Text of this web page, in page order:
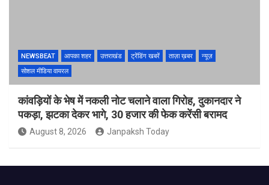
NEWSBEAT आपका शहर उत्तराखंड ट्रेंडिंग खबरें ताज़ा ख़बर
न्यूज़
सोशल मीडिया वायरल
कांवड़ियों के भेष में नकली नोट चलाने वाला गिरोह, दुकानदार ने
पकड़ा, झटका देकर भागे, 30 हजार की फेक करेंसी बरामद
August 8, 2026 Janpaksh Today